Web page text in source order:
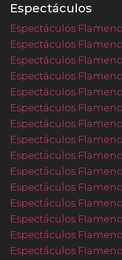
Espectáculos
Espectáculos
Espectáculos
Espectáculos
Espectáculos
Espectáculos
Espectáculos
Espectáculos
Espectáculos
Espectáculos
Espectáculos
Espectáculos
Espectáculos
Espectáculos
Espectáculos
Espectáculos